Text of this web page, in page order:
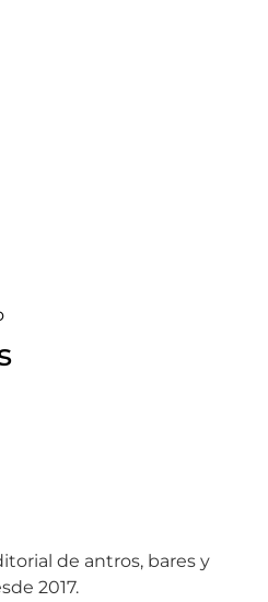
de antros, bares y
2017.